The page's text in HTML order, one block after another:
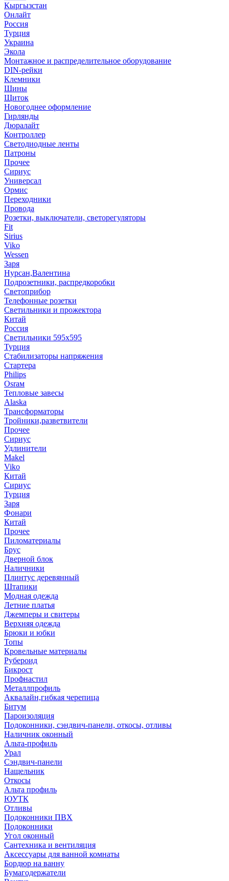
Кыргызстан
Онлайт
Россия
Турция
Украина
Экола
Монтажное и распределительное оборудование
DIN-рейки
Клемники
Шины
Щиток
Новогоднее оформление
Гирлянды
Дюралайт
Контроллер
Светодиодные ленты
Патроны
Прочее
Сириус
Универсал
Ормис
Переходники
Провода
Розетки, выключатели, светорегуляторы
Fit
Sirius
Viko
Wessen
Заря
Нурсан,Валентина
Подрозетники, распредкоробки
Светоприбор
Телефонные розетки
Светильники и прожектора
Китай
Россия
Светильники 595х595
Турция
Стабилизаторы напряжения
Стартера
Philips
Оsrам
Тепловые завесы
Alaska
Трансформаторы
Тройники,разветвители
Прочее
Сириус
Удлинители
Makel
Viko
Китай
Сириус
Турция
Заря
Фонари
Китай
Прочее
Пиломатериалы
Брус
Дверной блок
Наличники
Плинтус деревянный
Штапики
Модная одежда
Летние платья
Джемперы и свитеры
Верхняя одежда
Брюки и юбки
Топы
Кровельные материалы
Рубероид
Бикрост
Профнастил
Металлпрофиль
Аквалайн,гибкая черепица
Битум
Пароизоляция
Подоконники, сэндвич-панели, откосы, отливы
Наличник оконный
Альта-профиль
Урал
Сэндвич-панели
Нащельник
Откосы
Альта профиль
ЮУТК
Отливы
Подоконники ПВХ
Подоконники
Угол оконный
Сантехника и вентиляция
Аксессуары для ванной комнаты
Бордюр на ванну
Бумагодержатели